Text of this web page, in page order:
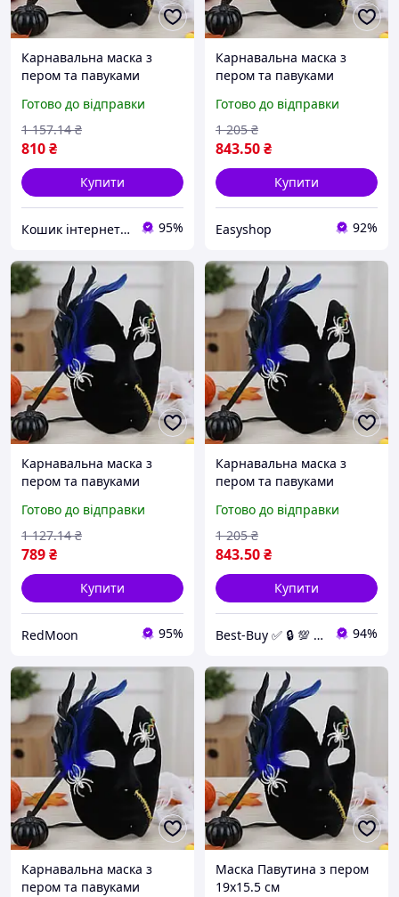
Карнавальна маска з
пером та павуками
Оксамитова маска на
Хелловін / Косплей маска
маскарадна
Готово до відправки
810₴
1 157.14 ₴
Купити
Кошик інтернет магазин 95%
Карнавальна маска з
пером та павуками
маска на Хелловін /
Косплей маска
маскарадна
Готово до відправки
843.50₴
1 205 ₴
Купити
Easyshop 92%
Карнавальна маска з
пером та павуками
маска на Хелловін /
Косплей маска
маскарадна
Готово до відправки
789₴
1 127.14 ₴
Купити
RedMoon 95%
Карнавальна маска з
пером та павуками
маска на Хелловін /
Косплей маска
маскарадна
Готово до відправки
843.50₴
1 205 ₴
Купити
Best-Buy ✅ 🔒 💯 💛💙 94%
Карнавальна маска з
пером та павуками
Маска Павутина з пером
19х15.5 см